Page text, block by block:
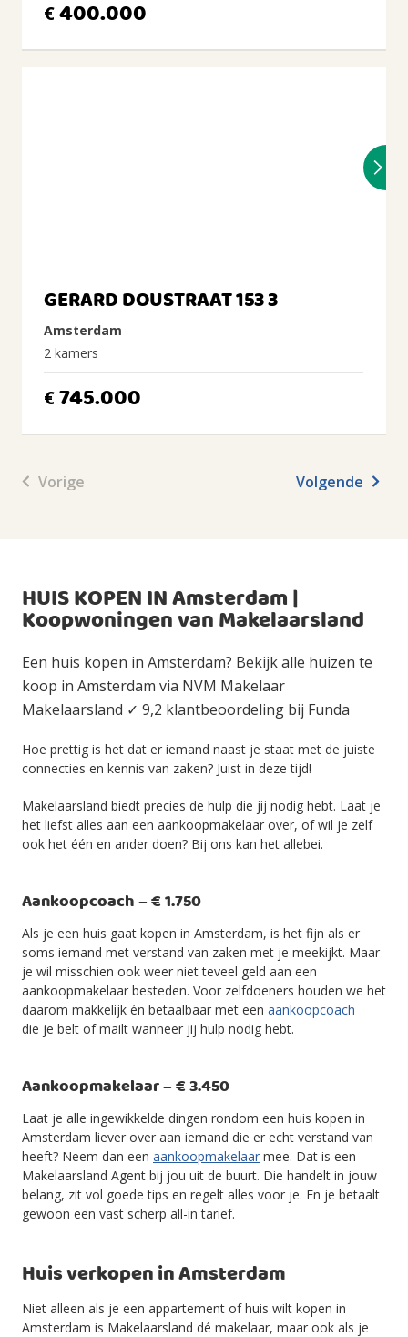
€400.000
GERARD DOUSTRAAT 153 3
Amsterdam
2 kamers
€745.000
Vorige Volgende
HUIS KOPEN IN Amsterdam |
Koopwoningen van Makelaarsland
Een huis kopen in Amsterdam? Bekijk alle huizen te
koop in Amsterdam via NVM Makelaar
Makelaarsland ✓ 9,2 klantbeoordeling bij Funda
Hoe prettig is het dat er iemand naast je staat met de juiste
connecties en kennis van zaken? Juist in deze tijd!
Makelaarsland biedt precies de hulp die jij nodig hebt. Laat je
het liefst alles aan een aankoopmakelaar over, of wil je zelf
ook het één en ander doen? Bij ons kan het allebei.
Aankoopcoach – € 1.750
Als je een huis gaat kopen in Amsterdam, is het fijn als er
soms iemand met verstand van zaken met je meekijkt. Maar
je wil misschien ook weer niet teveel geld aan een
aankoopmakelaar besteden. Voor zelfdoeners houden we het
daarom makkelijk én betaalbaar met een aankoopcoach
die je belt of mailt wanneer jij hulp nodig hebt.
Aankoopmakelaar – € 3.450
Laat je alle ingewikkelde dingen rondom een huis kopen in
Amsterdam liever over aan iemand die er echt verstand van
heeft? Neem dan een aankoopmakelaar mee. Dat is een
Makelaarsland Agent bij jou uit de buurt. Die handelt in jouw
belang, zit vol goede tips en regelt alles voor je. En je betaalt
gewoon een vast scherp all-in tarief.
Huis verkopen in Amsterdam
Niet alleen als je een appartement of huis wilt kopen in
Amsterdam is Makelaarsland dé makelaar, maar ook als je